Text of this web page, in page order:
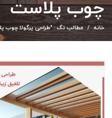
چوب پلاست
خانه مطالب تگ : "طراحی پرگولا چوب